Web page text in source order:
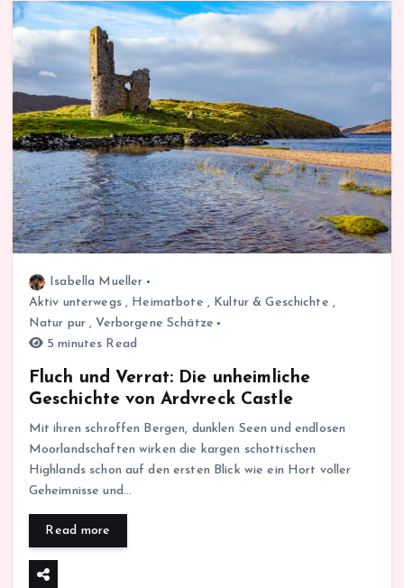
Isabella Mueller
Aktiv unterwegs, Heimatbote , Kultur & Geschichte ,
Natur pur, Verborgene Schätze
5 minutes Read
Fluch und Verrat: Die unheimliche
Geschichte von Ardvreck Castle
Mit ihren schroffen Bergen, dunklen Seen und endlosen
Moorlandschaften wirken die kargen schottischen
Highlands schon auf den ersten Blick wie ein Hort voller
Geheimnisse und…
Read more